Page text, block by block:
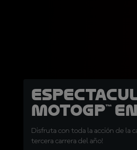
MotoGP™
Disfruta con toda la acción de la
tercera carrera del año!